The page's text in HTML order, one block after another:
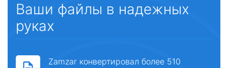
Ваши файлы в надежных
руках
Zamzar конвертировал более 510